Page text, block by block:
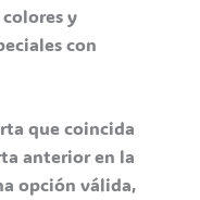
y
con
que coincida
anterior en la
opción válida,